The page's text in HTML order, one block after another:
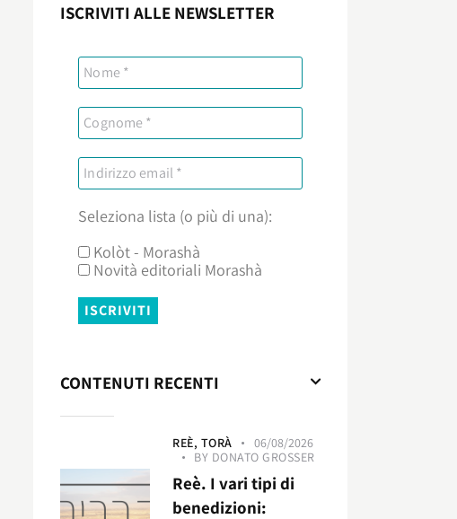
ISCRIVITI ALLE NEWSLETTER
Seleziona lista (o più di una):
Kolòt - Morashà
Novità editoriali Morashà
CONTENUTI RECENTI
REÈ, TORÀ
06/08/2026
BY DONATO GROSSER
Reè. I vari tipi di
benedizioni: